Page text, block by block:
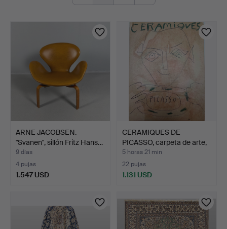
ARNE JACOBSEN.
"Svanen", sillón Fritz Hans…
9 días
4 pujas
1.547 USD
CERAMIQUES DE
PICASSO, carpeta de arte,
Su…
5 horas 21 min
22 pujas
1.131 USD